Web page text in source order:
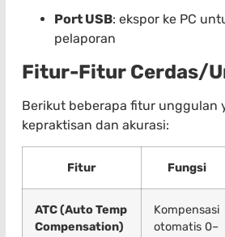
Port USB: ekspor ke PC
pelaporan
Fitur-Fitur Cerdas/
Berikut beberapa fitur unggulan
kepraktisan dan akurasi:
Fitur Fungsi
ATC (Auto Temp
Compensation)
Kompensasi
otomatis 0–